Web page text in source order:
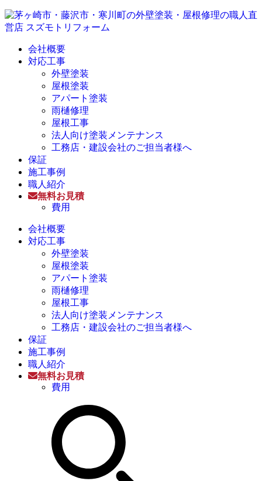
会社概要
対応工事
外壁塗装
屋根塗装
アパート塗装
雨樋修理
屋根工事
法人向け塗装メンテナンス
工務店・建設会社のご担当者様へ
保証
施工事例
職人紹介
無料お見積
費用
会社概要
対応工事
外壁塗装
屋根塗装
アパート塗装
雨樋修理
屋根工事
法人向け塗装メンテナンス
工務店・建設会社のご担当者様へ
保証
施工事例
職人紹介
無料お見積
費用